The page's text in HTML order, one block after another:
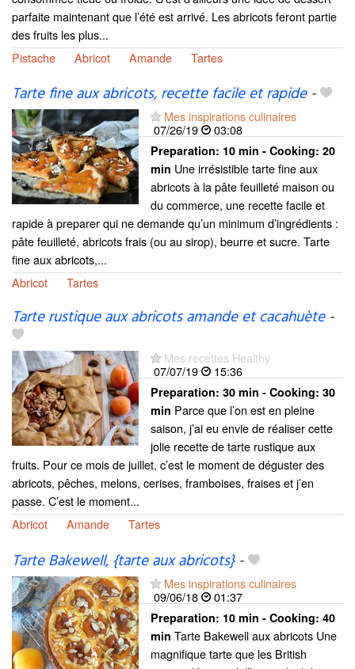
parfaite maintenant que l’été est arrivé. Les abricots feront partie
des fruits les plus...
Pistache
Abricot Amande Tartes
Tarte fine aux abricots, recette facile et rapide-
Mes inspirations culinaires
07/26/19
03:08
Preparation: 10 min - Cooking: 20
min Une irrésistible tarte fine aux
abricots à la pâte feuilleté maison ou
du commerce, une recette facile et
rapide à preparer qui ne demande qu’un minimum d’ingrédients :
pâte feuilleté, abricots frais (ou au sirop), beurre et sucre. Tarte
fine aux abricots,...
Abricot
Tartes
Tarte rustique aux abricots amande et cacahuète-
Mes recettes Healthy
07/07/19
15:36
Preparation: 30 min - Cooking: 30
min Parce que l’on est en pleine
saison, j’ai eu envie de réaliser cette
jolie recette de tarte rustique aux
fruits. Pour ce mois de juillet, c’est le moment de déguster des
abricots, pêches, melons, cerises, framboises, fraises et j’en
passe. C’est le moment...
Abricot
Amande Tartes
Tarte Bakewell, {tarte aux abricots}-
Mes inspirations culinaires
09/06/18
01:37
Preparation: 10 min - Cooking: 40
min Tarte Bakewell aux abricots Une
magnifique tarte que les British